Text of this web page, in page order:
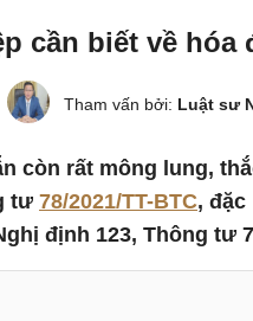
cần biết về
Tham vấn bởi: Luật sư
còn rất mông lung,
tư 78/2021/TT-BTC,
định 123, Thông tư